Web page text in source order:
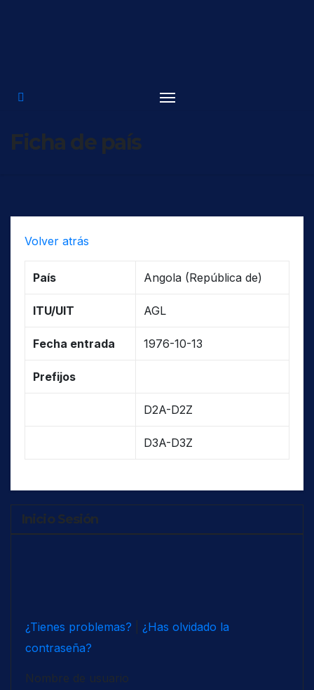
Ficha de país
Volver atrás
País Angola (República de)
ITU/UIT AGL
Fecha entrada 1976-10-13
Prefijos
D2A-D2Z
D3A-D3Z
Inicio Sesión
¿Tienes problemas?
¿Has olvidado la
contraseña?
Nombre de usuario